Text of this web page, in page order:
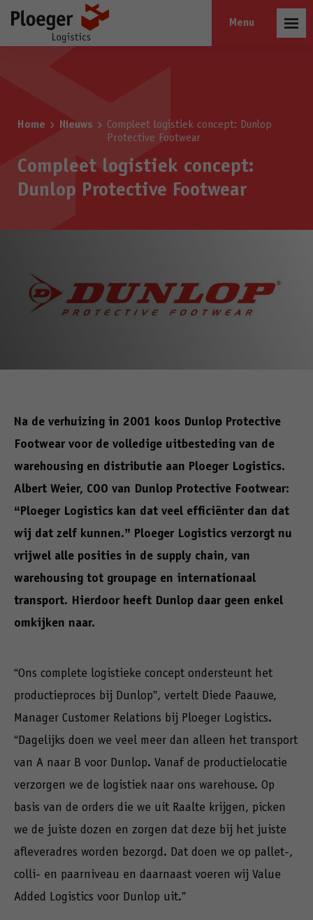
Open
Home Nieuws
Compleet logistiek concept: Dunlop
Protective Footwear
Compleet logistiek concept:
Dunlop Protective Footwear
Na de verhuizing in 2001 koos Dunlop Protective
Footwear voor de volledige uitbesteding van de
warehousing en distributie aan Ploeger Logistics.
Albert Weier, COO van Dunlop Protective Footwear:
“Ploeger Logistics kan dat veel efficiënter dan dat
wij dat zelf kunnen.” Ploeger Logistics verzorgt nu
vrijwel alle posities in de supply chain, van
warehousing tot groupage en internationaal
transport. Hierdoor heeft Dunlop daar geen enkel
omkijken naar.
“Ons complete logistieke concept ondersteunt het
productieproces bij Dunlop”, vertelt Diede Paauwe,
Manager Customer Relations bij Ploeger Logistics.
“Dagelijks doen we veel meer dan alleen het transport
van A naar B voor Dunlop. Vanaf de productielocatie
verzorgen we de logistiek naar ons warehouse. Op
basis van de orders die we uit Raalte krijgen, picken
we de juiste dozen en zorgen dat deze bij het juiste
afleveradres worden bezorgd. Dat doen we op pallet-,
colli- en paarniveau en daarnaast voeren wij Value
Added Logistics voor Dunlop uit.”